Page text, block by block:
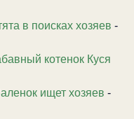
в поисках хозяев -
котенок Куся
ищет хозяев -